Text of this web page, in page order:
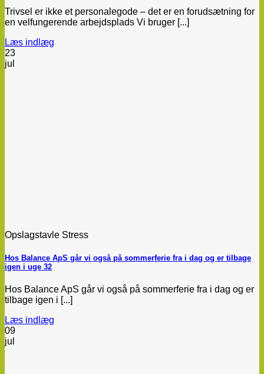
Trivsel er ikke et personalegode – det er en forudsætning for
en velfungerende arbejdsplads Vi bruger [...]
Læs indlæg
23
jul
Opslagstavle Stress
Hos Balance ApS går vi også på sommerferie fra i dag og er tilbage
igen i uge 32
Hos Balance ApS går vi også på sommerferie fra i dag og er
tilbage igen i [...]
Læs indlæg
09
jul